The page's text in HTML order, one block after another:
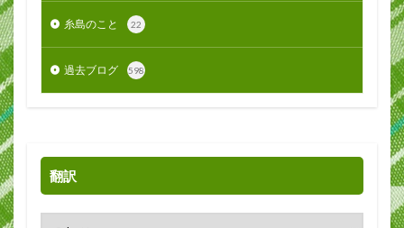
糸島のこと 22
過去ブログ 598
翻訳